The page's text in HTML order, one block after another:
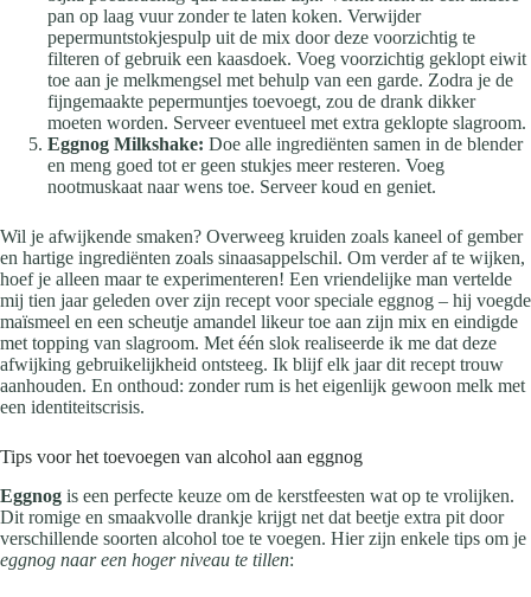
pan op laag vuur zonder te laten koken. Verwijder
pepermuntstokjespulp uit de mix door deze voorzichtig te
filteren of gebruik een kaasdoek. Voeg voorzichtig geklopt eiwit
toe aan je melkmengsel met behulp van een garde. Zodra je de
fijngemaakte pepermuntjes toevoegt, zou de drank dikker
moeten worden. Serveer eventueel met extra geklopte slagroom.
Eggnog Milkshake: Doe alle ingrediënten samen in de blender
en meng goed tot er geen stukjes meer resteren. Voeg
nootmuskaat naar wens toe. Serveer koud en geniet.
Wil je afwijkende smaken? Overweeg kruiden zoals kaneel of gember
en hartige ingrediënten zoals sinaasappelschil. Om verder af te wijken,
hoef je alleen maar te experimenteren! Een vriendelijke man vertelde
mij tien jaar geleden over zijn recept voor speciale eggnog – hij voegde
maïsmeel en een scheutje amandel likeur toe aan zijn mix en eindigde
met topping van slagroom. Met één slok realiseerde ik me dat deze
afwijking gebruikelijkheid ontsteeg. Ik blijf elk jaar dit recept trouw
aanhouden. En onthoud: zonder rum is het eigenlijk gewoon melk met
een identiteitscrisis.
Tips voor het toevoegen van alcohol aan eggnog
Eggnog is een perfecte keuze om de kerstfeesten wat op te vrolijken.
Dit romige en smaakvolle drankje krijgt net dat beetje extra pit door
verschillende soorten alcohol toe te voegen. Hier zijn enkele tips om je
eggnog naar een hoger niveau te tillen: